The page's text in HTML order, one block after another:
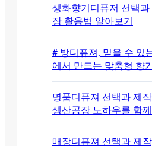
생화향기디퓨저 선택과
장 활용법 알아보기
# 방디퓨져, 믿을 수 있
에서 만드는 맞춤형 향
명품디퓨져 선택과 제
생산공장 노하우를 함
매장디퓨져 선택과 제